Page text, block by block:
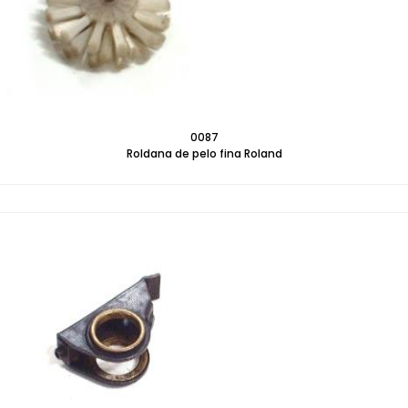
0087
Roldana de pelo fina Roland